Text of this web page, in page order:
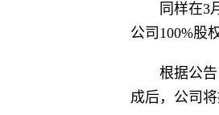
同样在3
公司100%股
根据公
成后，公司